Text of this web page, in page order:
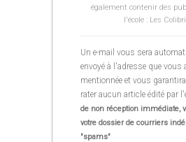
également contenir des
l'école : Les
Un e-mail vous sera
envoyé à l'adresse que vous
mentionnée et vous
rater aucun article édité par
de non réception immédiate,
votre dossier de courriers
"spams"